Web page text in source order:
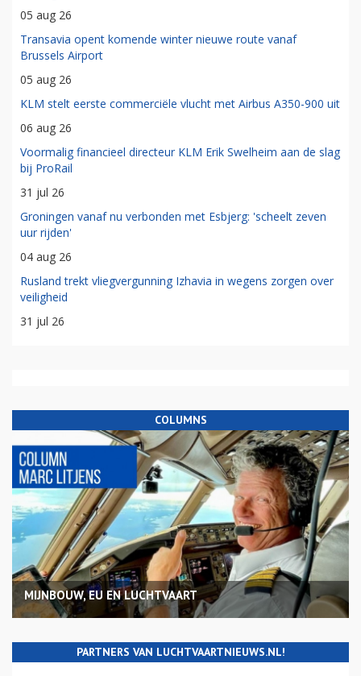
05 aug 26
Transavia opent komende winter nieuwe route vanaf
Brussels Airport
05 aug 26
KLM stelt eerste commerciële vlucht met Airbus A350-900 uit
06 aug 26
Voormalig financieel directeur KLM Erik Swelheim aan de slag
bij ProRail
31 jul 26
Groningen vanaf nu verbonden met Esbjerg: 'scheelt zeven
uur rijden'
04 aug 26
Rusland trekt vliegvergunning Izhavia in wegens zorgen over
veiligheid
31 jul 26
COLUMNS
MIJNBOUW, EU EN LUCHTVAART
PARTNERS VAN LUCHTVAARTNIEUWS.NL!